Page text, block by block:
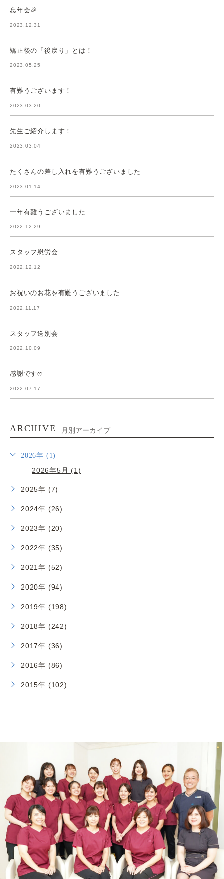
忘年会🎉
2023.12.31
矯正後の「後戻り」とは！
2023.05.25
有難うございます！
2023.03.20
先生ご紹介します！
2023.03.04
たくさんの差し入れを有難うございました
2023.01.14
一年有難うございました
2022.12.29
スタッフ慰労会
2022.12.12
お祝いのお花を有難うございました
2022.11.17
スタッフ送別会
2022.10.09
感謝ですෆ̈
2022.07.17
ARCHIVE 月別アーカイブ
2026年 (1)
2026年5月 (1)
2025年 (7)
2024年 (26)
2023年 (20)
2022年 (35)
2021年 (52)
2020年 (94)
2019年 (198)
2018年 (242)
2017年 (36)
2016年 (86)
2015年 (102)